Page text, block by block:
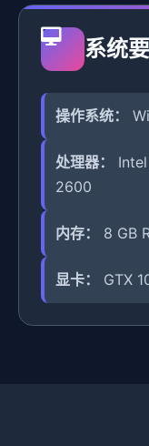
系统
操作系统：
处理器：
2600
内存： 8 GB
显卡： GTX